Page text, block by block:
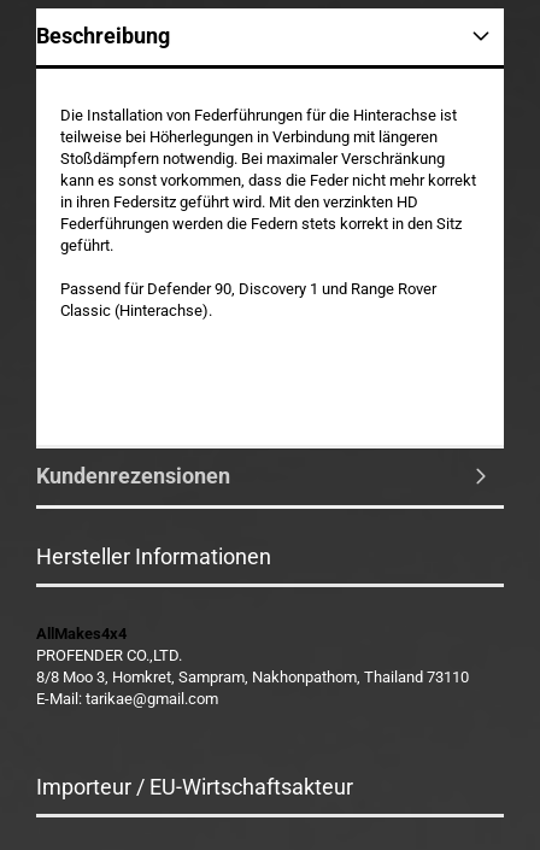
Beschreibung
Die Installation von Federführungen für die Hinterachse ist
teilweise bei Höherlegungen in Verbindung mit längeren
Stoßdämpfern notwendig. Bei maximaler Verschränkung
kann es sonst vorkommen, dass die Feder nicht mehr korrekt
in ihren Federsitz geführt wird. Mit den verzinkten HD
Federführungen werden die Federn stets korrekt in den Sitz
geführt.
Passend für Defender 90, Discovery 1 und Range Rover
Classic (Hinterachse).
Kundenrezensionen
Hersteller Informationen
AllMakes4x4
PROFENDER CO.,LTD.
8/8 Moo 3, Homkret, Sampram, Nakhonpathom, Thailand 73110
E-Mail: tarikae@gmail.com
Importeur / EU-Wirtschaftsakteur